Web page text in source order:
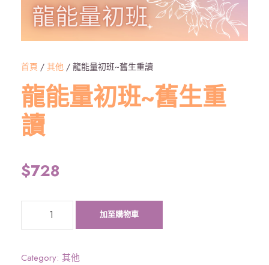
首頁 / 其他 / 龍能量初班~舊生重讀
龍能量初班~舊生重
讀
$728
初
加至購物車
Category: 其他